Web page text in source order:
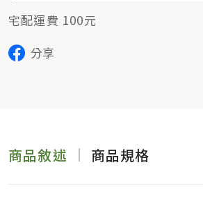
宅配運費 100元
分享
商品敘述 商品規格